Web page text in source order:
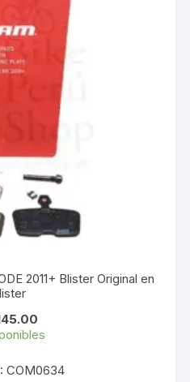
2011+ Blister Original en
COM0634